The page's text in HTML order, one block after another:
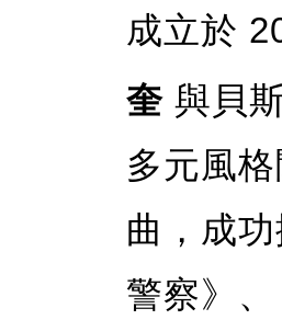
成立於
奎 與貝
多元風
曲，成
警察》